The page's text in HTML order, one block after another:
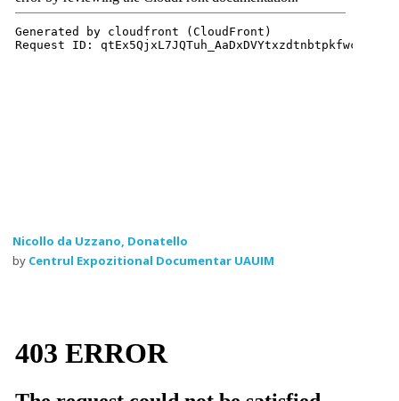
Nicollo da Uzzano, Donatello
by Centrul Expozitional Documentar UAUIM